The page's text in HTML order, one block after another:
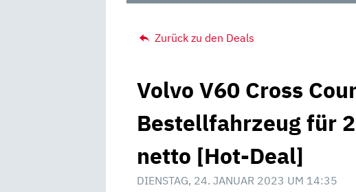
Zurück zu den Deals
Volvo V60 Cross
Bestellfahrzeug für
netto [Hot-Deal]
DIENSTAG, 24. JANUAR 2023 UM 14:35